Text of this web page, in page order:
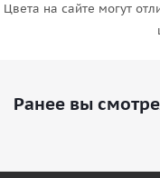
Цвета на сайте могут
Ранее вы